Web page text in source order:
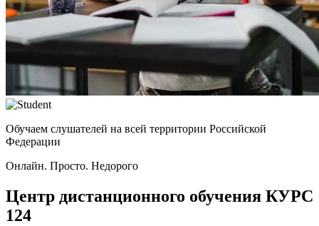
Обучаем слушателей на всей территории Российской
Федерации
Онлайн. Просто. Недорого
Центр дистанционного обучения КУРС
124